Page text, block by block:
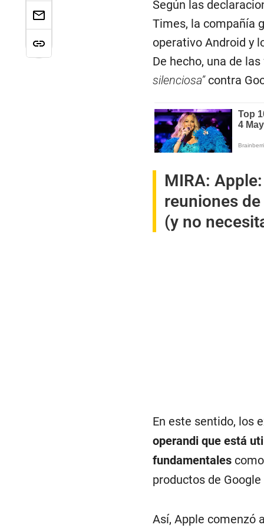
Según las
Times, la compañía
operativo Android y
De hecho, una de
silenciosa”contra
MIRA:
reuniones
(y no
En este sentido, los
operandi que está
fundamentalescomo
productos de
Así, Apple comenzó